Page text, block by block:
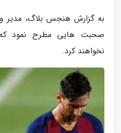
به گزارش هنجس بلاگ، مدیر
صحبت هایی مطرح نمود
نخواهند کرد.